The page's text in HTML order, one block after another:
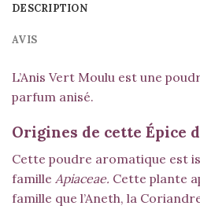
DESCRIPTION
AVIS
L’Anis Vert Moulu est une
parfum anisé.
Origines de cette Épice
Cette poudre aromatique est
famille Apiaceae. Cette plante
famille que l’Aneth, la